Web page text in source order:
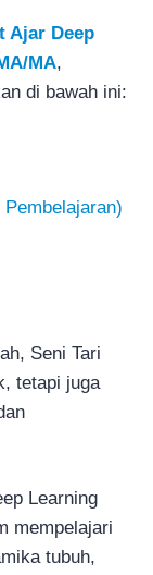
Ajar Deep
MA,
di bawah ini:
Seni Tari
tetapi juga
Learning
mempelajari
tubuh,